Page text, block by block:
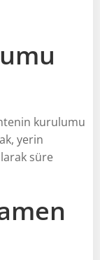
kurulumu
yerin
süre